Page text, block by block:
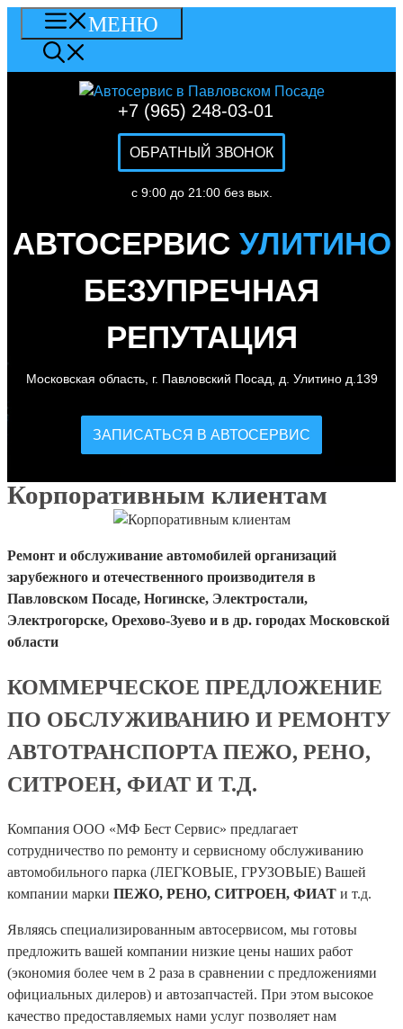
Перейти
содержимому
МЕНЮ
+7 (965) 248-03-01
ОБРАТНЫЙ ЗВОНОК
c 9:00 до 21:00 без вых.
АВТОСЕРВИС УЛИТИНО
БЕЗУПРЕЧНАЯ
РЕПУТАЦИЯ
Московская область, г. Павловский Посад, д. Улитино д.139
ЗАПИСАТЬСЯ В АВТОСЕРВИС
Корпоративным клиентам
Ремонт и обслуживание автомобилей организаций
зарубежного и отечественного производителя в
Павловском Посаде, Ногинске, Электростали,
Электрогорске, Орехово-Зуево и в др. городах Московской
области
КОММЕРЧЕСКОЕ ПРЕДЛОЖЕНИЕ
ПО ОБСЛУЖИВАНИЮ И РЕМОНТУ
АВТОТРАНСПОРТАПЕЖО, РЕНО,
СИТРОЕН, ФИАТ И Т.Д.
Компания ООО «МФ Бест Сервис» предлагает
сотрудничество по ремонту и сервисному обслуживанию
автомобильного парка (ЛЕГКОВЫЕ, ГРУЗОВЫЕ) Вашей
компании марки ПЕЖО, РЕНО, СИТРОЕН, ФИАТ и т.д.
Являясь специализированным автосервисом, мы готовы
предложить вашей компании низкие цены наших работ
(экономия более чем в 2 раза в сравнении с предложениями
официальных дилеров) и автозапчастей. При этом высокое
качество предоставляемых нами услуг позволяет нам